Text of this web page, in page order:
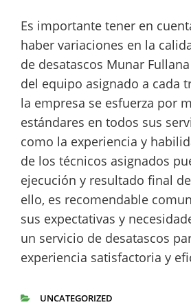
Es importante tener en
haber variaciones en la
de desatascos Munar
del equipo asignado a cada
la empresa se esfuerza por
estándares en todos sus
como la experiencia y
de los técnicos asignados
ejecución y resultado final
ello, es recomendable
sus expectativas y
un servicio de desatascos
experiencia satisfactoria y
UNCATEGORIZED